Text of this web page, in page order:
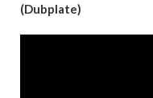
(Dubplate)